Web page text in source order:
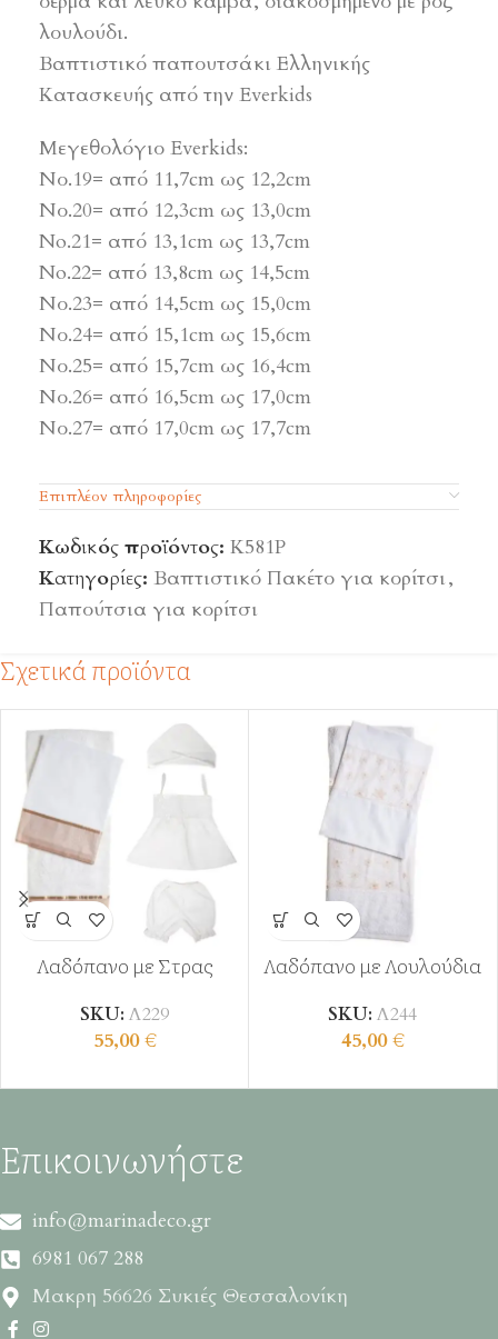
λουλούδι.
Βαπτιστικό παπουτσάκι Ελληνικής
Κατασκευής από την Everkids
Μεγεθολόγιο Everkids:
Νο.19= από 11,7cm ως 12,2cm
Νο.20= από 12,3cm ως 13,0cm
No.21= από 13,1cm ως 13,7cm
No.22= από 13,8cm ως 14,5cm
Νο.23= από 14,5cm ως 15,0cm
Νο.24= από 15,1cm ως 15,6cm
Νο.25= από 15,7cm ως 16,4cm
Νο.26= από 16,5cm ως 17,0cm
Νο.27= από 17,0cm ως 17,7cm
Επιπλέον πληροφορίες
Κωδικός προϊόντος: Κ581Ρ
Κατηγορίες: Βαπτιστικό Πακέτο για κορίτσι,
Παπούτσια για κορίτσι
Σχετικά προϊόντα
Λαδόπανο με Στρας
SKU: Λ229
55,00€
Λαδόπανο με Λουλούδια
SKU: Λ244
45,00€
Επικοινωνήστε
info@marinadeco.gr
6981 067 288
Μακρη 56626 Συκιές Θεσσαλονίκη